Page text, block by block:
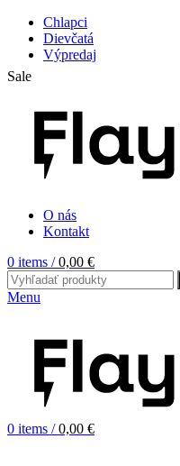
Chlapci
Dievčatá
Výpredaj
O nás
Kontakt
0 items / 0,00 €
Menu
0 items / 0,00 €
Sale